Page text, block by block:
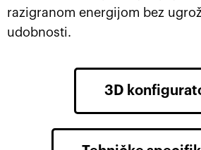
razigranom energijom bez
udobnosti.
3D